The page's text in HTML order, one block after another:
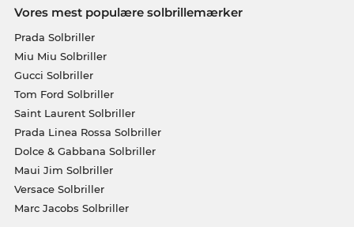
Vores mest populære solbrillemærker
Prada Solbriller
Miu Miu Solbriller
Gucci Solbriller
Tom Ford Solbriller
Saint Laurent Solbriller
Prada Linea Rossa Solbriller
Dolce & Gabbana Solbriller
Maui Jim Solbriller
Versace Solbriller
Marc Jacobs Solbriller